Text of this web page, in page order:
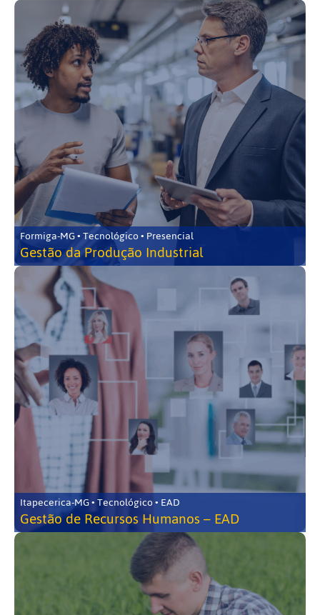
Formiga-MG • Tecnológico • Presencial
Gestão da Produção Industrial
Itapecerica-MG • Tecnológico • EAD
Gestão de Recursos Humanos – EAD